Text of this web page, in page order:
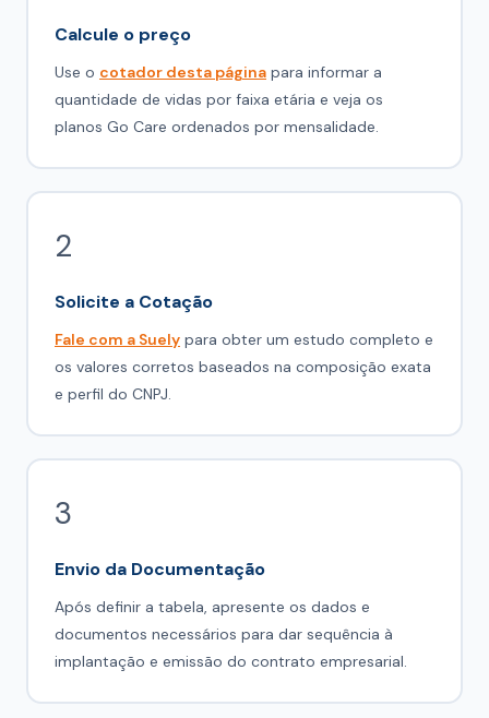
Calcule o preço
Use o cotador desta página para informar a
quantidade de vidas por faixa etária e veja os
planos Go Care ordenados por mensalidade.
2
Solicite a Cotação
Fale com a Suely para obter um estudo completo e
os valores corretos baseados na composição exata
e perfil do CNPJ.
3
Envio da Documentação
Após definir a tabela, apresente os dados e
documentos necessários para dar sequência à
implantação e emissão do contrato empresarial.